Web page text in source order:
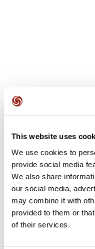
This website uses
We use cookies to
provide social media
We also share
our social media,
may combine it with
provided to them or
of their services.
Découvrez ce parcours